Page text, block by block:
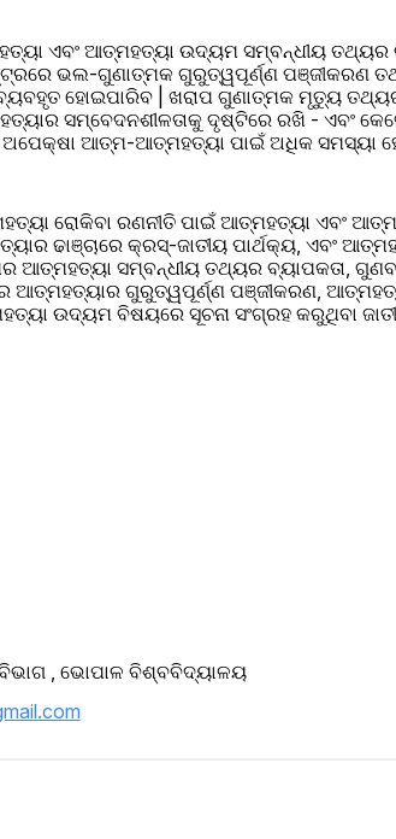
ଏବଂ ଆତ୍ମହତ୍ୟା ଉଦ୍ୟମ ସମ୍ବନ୍ଧୀୟ ତଥ୍ୟର
ଭଲ-ଗୁଣାତ୍ମକ ଗୁରୁତ୍ୱପୂର୍ଣ୍ଣ ପଞ୍ଜୀକରଣ
ହୋଇପାରିବ | ଖରାପ ଗୁଣାତ୍ମକ ମୃତ୍ୟୁ
ସମ୍ବେଦନଶୀଳତାକୁ ଦୃଷ୍ଟିରେ ରଖି - ଏବଂ
ଅପେକ୍ଷା ଆତ୍ମ-ଆତ୍ମହତ୍ୟା ପାଇଁ ଅଧିକ ସମସ୍ୟା
ରୋକିବା ରଣନୀତି ପାଇଁ ଆତ୍ମହତ୍ୟା ଏବଂ
ଢାଞ୍ଚାରେ କ୍ରସ୍-ଜାତୀୟ ପାର୍ଥକ୍ୟ, ଏବଂ
ସମ୍ବନ୍ଧୀୟ ତଥ୍ୟର ବ୍ୟାପକତା,
ଆତ୍ମହତ୍ୟାର ଗୁରୁତ୍ୱପୂର୍ଣ୍ଣ ପଞ୍ଜୀକରଣ,
ଉଦ୍ୟମ ବିଷୟରେ ସୂଚନା ସଂଗ୍ରହ କରୁଥିବା
, ଭୋପାଳ ବିଶ୍ବବିଦ୍ୟାଳୟ